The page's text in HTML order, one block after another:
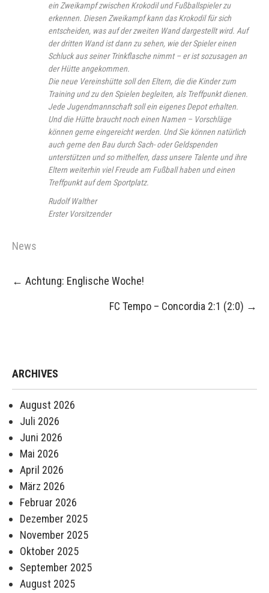
ein Zweikampf zwischen Krokodil und Fußballspieler zu
erkennen. Diesen Zweikampf kann das Krokodil für sich
entscheiden, was auf der zweiten Wand dargestellt wird. Auf
der dritten Wand ist dann zu sehen, wie der Spieler einen
Schluck aus seiner Trinkflasche nimmt – er ist sozusagen an
der Hütte angekommen.
Die neue Vereinshütte soll den Eltern, die die Kinder zum
Training und zu den Spielen begleiten, als Treffpunkt dienen.
Jede Jugendmannschaft soll ein eigenes Depot erhalten.
Und die Hütte braucht noch einen Namen – Vorschläge
können gerne eingereicht werden. Und Sie können natürlich
auch gerne den Bau durch Sach- oder Geldspenden
unterstützen und so mithelfen, dass unsere Talente und ihre
Eltern weiterhin viel Freude am Fußball haben und einen
Treffpunkt auf dem Sportplatz.
Rudolf Walther
Erster Vorsitzender
News
Post
← Achtung: Englische Woche!
FC Tempo – Concordia 2:1 (2:0) →
ARCHIVES
August 2026
Juli 2026
Juni 2026
Mai 2026
April 2026
März 2026
Februar 2026
Dezember 2025
November 2025
Oktober 2025
September 2025
August 2025